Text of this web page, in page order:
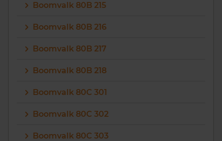
Boomvalk 80B 215
Boomvalk 80B 216
Boomvalk 80B 217
Boomvalk 80B 218
Boomvalk 80C 301
Boomvalk 80C 302
Boomvalk 80C 303